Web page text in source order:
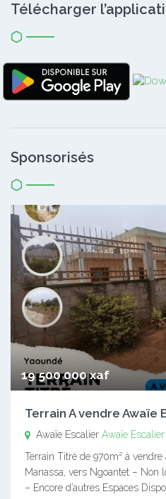
Télécharger
Sponsorisés
19 500 000 xaf
Terrain A vendre Awaïe
Awaïe Escalier Awaïe Escalier
Terrain Titré de 970m² à
Manassa, vers Ngoantet – Non
– Encore d’autres Espaces